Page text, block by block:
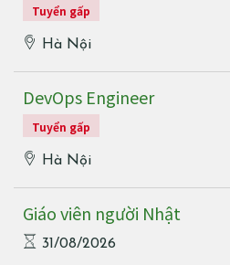
Tuyển gấp
Hà Nội
DevOps Engineer
Tuyển gấp
Hà Nội
Giáo viên người Nhật
31/08/2026